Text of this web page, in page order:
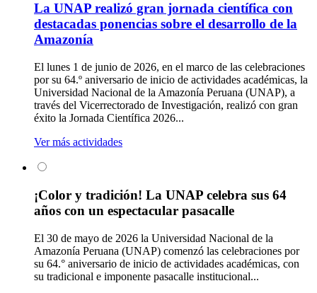
La UNAP realizó gran jornada científica con
destacadas ponencias sobre el desarrollo de la
Amazonía
El lunes 1 de junio de 2026, en el marco de las celebraciones
por su 64.º aniversario de inicio de actividades académicas, la
Universidad Nacional de la Amazonía Peruana (UNAP), a
través del Vicerrectorado de Investigación, realizó con gran
éxito la Jornada Científica 2026...
Ver más actividades
¡Color y tradición! La UNAP celebra sus 64
años con un espectacular pasacalle
El 30 de mayo de 2026 la Universidad Nacional de la
Amazonía Peruana (UNAP) comenzó las celebraciones por
su 64.° aniversario de inicio de actividades académicas, con
su tradicional e imponente pasacalle institucional...